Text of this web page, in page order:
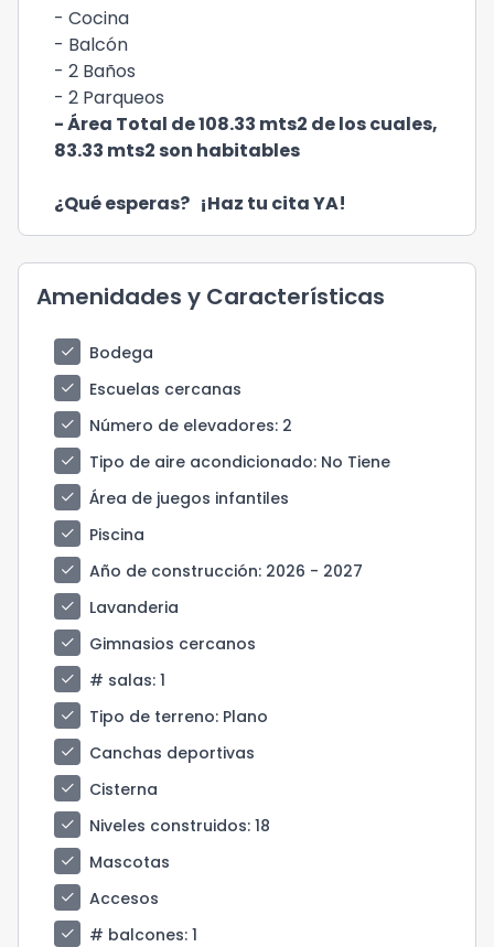
- Cocina
- Balcón
- 2 Baños
- 2 Parqueos
- Área Total de 108.33 mts2 de los cuales,
83.33 mts2 son habitables
¿Qué esperas? ¡Haz tu cita YA!
Amenidades y Características
check
Bodega
check
Escuelas cercanas
check
Número de elevadores: 2
check
Tipo de aire acondicionado: No Tiene
check
Área de juegos infantiles
check
Piscina
check
Año de construcción: 2026 - 2027
check
Lavanderia
check
Gimnasios cercanos
check
# salas: 1
check
Tipo de terreno: Plano
check
Canchas deportivas
check
Cisterna
check
Niveles construidos: 18
check
Mascotas
check
Accesos
check
# balcones: 1